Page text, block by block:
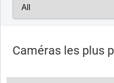
Caméras les plus